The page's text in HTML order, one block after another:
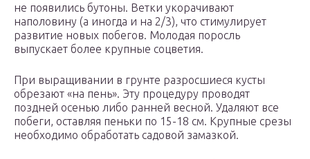
не появились бутоны. Ветки укорачивают
наполовину (а иногда и на 2/3), что стимулирует
развитие новых побегов. Молодая поросль
выпускает более крупные соцветия.
При выращивании в грунте разросшиеся кусты
обрезают «на пень». Эту процедуру проводят
поздней осенью либо ранней весной. Удаляют все
побеги, оставляя пеньки по 15-18 см. Крупные срезы
необходимо обработать садовой замазкой.